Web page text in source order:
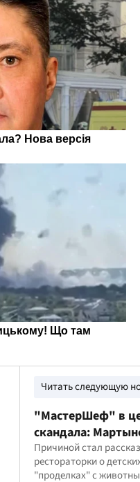
Читать следующую
"МастерШеф" в
скандала:
Ефросинину
раскритиковали
Причиной стал рассказ
рестораторки о
"проделках" с